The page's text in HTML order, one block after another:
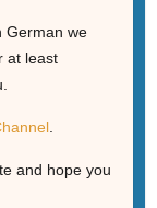
German we
at least
.
and hope you